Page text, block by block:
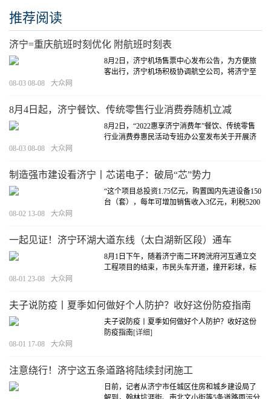
推荐阅读
济宁=重庆航班时刻优化 附航班时刻表
8月2日，济宁机场售票中心发布公告，为方便旅
客出行，济宁机场积极协调航空公司，将济宁至
08-03 08-08 大众网
8月4日起，济宁餐饮、传统零售行业消费券随机立减
8月2日，“2022惠享济宁消费年”餐饮、传统零售
行业消费券惠民活动专班办公室发布关于开展济
08-03 08-08 大众网
制造强市建设看济宁丨芯诺电子：破局“芯”势力
“这个项目总投资1.75亿元，购置国内先进设备150
台（套），每年可增加销售收入3亿元，利税5200
片生产线项目现场，公司行政主管张岳说。
08-02 13-08 大众网
一起见证！济宁环湖大道东线（太白湖新区段）通车
8月1日下午，随着济宁南二环跨洸府河互通立交
工程项目的结束，市民头车开道，撞开彩球，标
08-01 23-08 大众网
夫子说防疫丨夏季如何做好个人防护？收好这份防疫指南
夫子说防疫丨夏季如何做好个人防护？收好这份
防疫指南[详细]
08-01 17-08
大众网
注意绕行！济宁这五条道路将陆续封闭施工
日前，记者从济宁市任城区住房和城乡建设局了